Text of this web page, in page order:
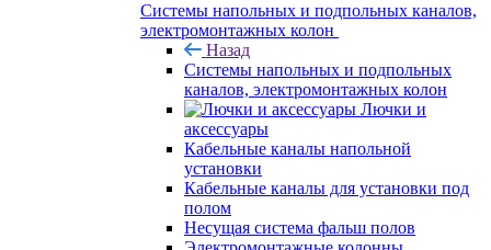
Системы напольных и подпольных каналов,
электромонтажных колон
Назад
Системы напольных и подпольных
каналов, электромонтажных колон
Лючки и
аксессуары
Кабельные каналы напольной
установки
Кабельные каналы для установки под
полом
Несущая система фальш полов